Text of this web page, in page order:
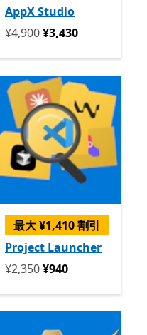
AppX Studio
定価 ¥4,900 今すぐ ¥3,430
¥4,900¥3,430
最大 ¥1,410 割引
Project Launcher
定価 ¥2,350 今すぐ ¥940
¥2,350¥940